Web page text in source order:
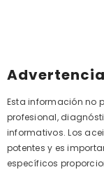
Advertencia
Esta información no
profesional,
informativos. Los
potentes y es
específicos